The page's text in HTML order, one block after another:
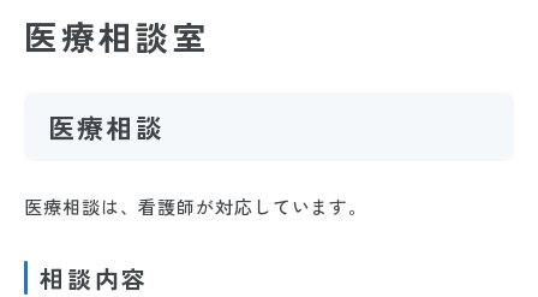
医療相談室
医療相談
医療相談は、看護師が対応しています。
相談内容